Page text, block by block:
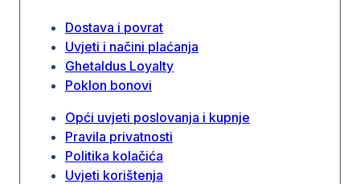
Dostava i povrat
Uvjeti i načini plaćanja
Ghetaldus Loyalty
Poklon bonovi
Opći uvjeti poslovanja i kupnje
Pravila privatnosti
Politika kolačića
Uvjeti korištenja